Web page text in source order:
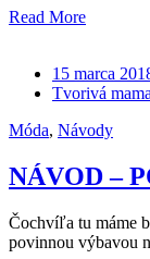
Read More
15 marca
Tvorivá mama
Móda, Návody
NÁVOD –
Čochvíľa tu máme
povinnou výbavou